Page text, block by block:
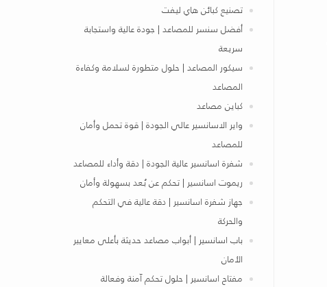
تصنيع كبائن هاي ليفت
أفضل سنسر للمصاعد | جودة عالية واستجابة
سريعة
سيكور المصاعد | حلول متطورة لسلامة وكفاءة
المصاعد
كباين مصاعد
واير الاسانسير عالي الجودة | قوة تحمل وأمان
للمصاعد
شفرة اسانسير عالية الجودة | دقة وأداء للمصاعد
ريموت اسانسير | تحكم عن بُعد بسهولة وأمان
جهاز شفرة اسانسير | دقة عالية في التحكم
والحركة
باب اسانسير | أبواب مصاعد حديثة بأعلى معايير
الأمان
مفتاح اسانسير | حلول تحكم آمنة وفعالة